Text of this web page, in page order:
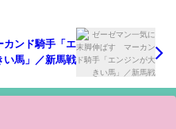
ンド騎手「エ
い馬」／新馬戦